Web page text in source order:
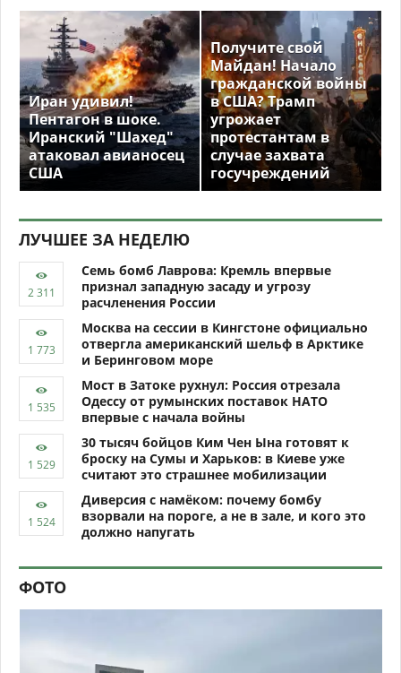
Иран удивил!
Пентагон в шоке.
Иранский "Шахед"
атаковал авианосец
США
Получите свой
Майдан! Начало
гражданской войны
в США? Трамп
угрожает
протестантам в
случае захвата
госучреждений
ЛУЧШЕЕ ЗА НЕДЕЛЮ
Семь бомб Лаврова: Кремль впервые
признал западную засаду и угрозу
расчленения России
Москва на сессии в Кингстоне официально
отвергла американский шельф в Арктике
и Беринговом море
Мост в Затоке рухнул: Россия отрезала
Одессу от румынских поставок НАТО
впервые с начала войны
30 тысяч бойцов Ким Чен Ына готовят к
броску на Сумы и Харьков: в Киеве уже
считают это страшнее мобилизации
Диверсия с намёком: почему бомбу
взорвали на пороге, а не в зале, и кого это
должно напугать
ФОТО